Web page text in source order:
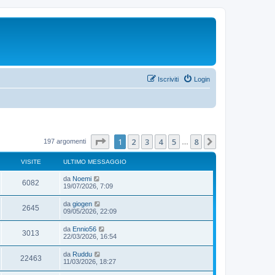
Login
Iscriviti
197 argomenti Pagina di
1 2 3 4 5 8
VISITE ULTIMO MESSAGGIO
6082 da Noemi
19/07/2026, 7:09
2645 da giogen
09/05/2026, 22:09
3013 da Ennio56
22/03/2026, 16:54
22463 da Ruddu
11/03/2026, 18:27